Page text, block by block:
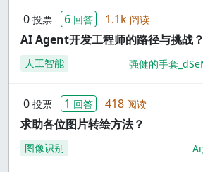
0 投票 6 回答 1.1k 阅读
AI Agent开发工程师的路径与挑战？
人工智能 强健的手套
0 投票 1 回答 418 阅读
求助各位图片转绘方法？
图像识别